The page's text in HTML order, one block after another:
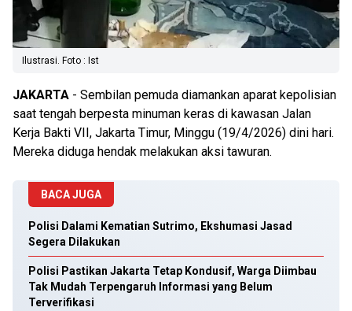
Ilustrasi. Foto : Ist
JAKARTA - Sembilan pemuda diamankan aparat kepolisian
saat tengah berpesta minuman keras di kawasan Jalan
Kerja Bakti VII, Jakarta Timur, Minggu (19/4/2026) dini hari.
Mereka diduga hendak melakukan aksi tawuran.
BACA JUGA
Polisi Dalami Kematian Sutrimo, Ekshumasi Jasad
Segera Dilakukan
Polisi Pastikan Jakarta Tetap Kondusif, Warga Diimbau
Tak Mudah Terpengaruh Informasi yang Belum
Terverifikasi